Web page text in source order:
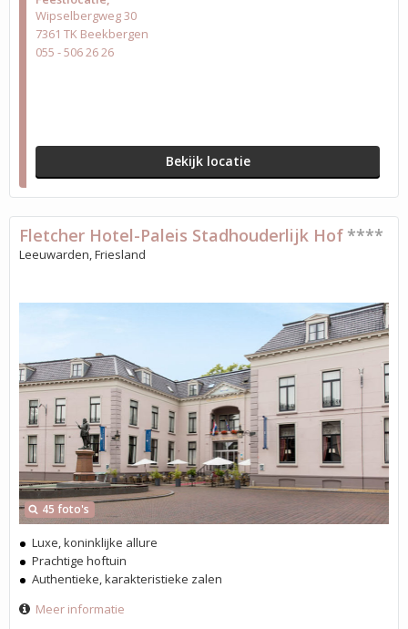
Wipselbergweg 30
7361 TK Beekbergen
055 - 506 26 26
Bekijk locatie
45 foto's
Fletcher Hotel-Paleis Stadhouderlijk Hof ****
Leeuwarden, Friesland
Luxe, koninklijke allure
Prachtige hoftuin
Authentieke, karakteristieke zalen
Meer informatie